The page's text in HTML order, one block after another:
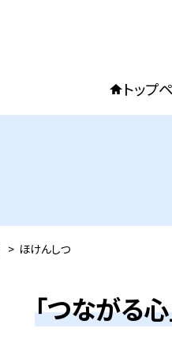
トップ
> ほけんしつ
「つながる心